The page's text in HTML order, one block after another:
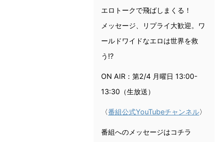
エロトークで飛ばしまくる！
メッセージ、リプライ大歓迎。ワ
ールドワイドなエロは世界を救
う!?
ON AIR：第2/4 月曜日 13:00-
13:30（生放送）
〈番組公式YouTubeチャンネル〉
番組へのメッセージはコチラ